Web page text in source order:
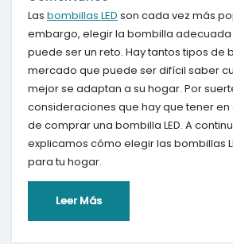
Las bombillas LED son cada vez más
embargo, elegir la bombilla
puede ser un reto. Hay tantos tipos de
mercado que puede ser difícil saber
mejor se adaptan a su hogar. Por
consideraciones que hay que tener en
de comprar una bombilla LED. A
explicamos cómo elegir las bombillas
para tu hogar.
Leer Más